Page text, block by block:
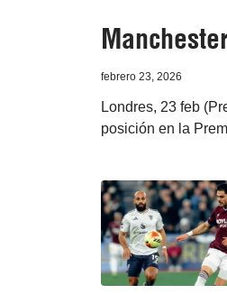
febrero 23, 2026
Londres, 23 feb
posición en la